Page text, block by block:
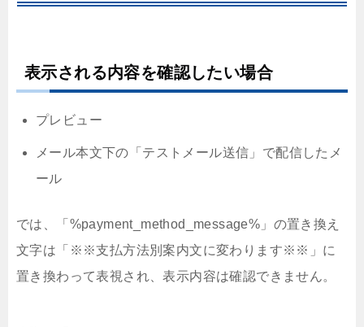
表示される内容を確認したい場合
プレビュー
メール本文下の「テストメール送信」で配信したメ
ール
では、「%payment_method_message%」の置き換え
文字は「※※支払方法別案内文に変わります※※」に
置き換わって表視され、表示内容は確認できません。